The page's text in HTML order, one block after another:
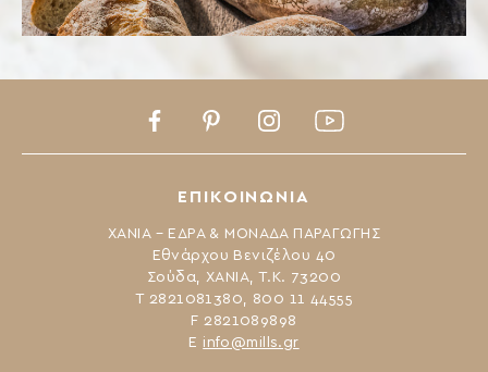
ΕΠΙΚΟΙΝΩΝΙΑ
ΧΑΝΙΑ – ΕΔΡΑ & ΜΟΝΑΔΑ ΠΑΡΑΓΩΓΗΣ
Εθνάρχου Βενιζέλου 40
Σούδα, ΧΑΝΙΑ, Τ.Κ. 73200
Τ 2821081380, 800 11 44555
F 2821089898
Ε info@mills.gr
FacebookPinterestInstagramYoutube